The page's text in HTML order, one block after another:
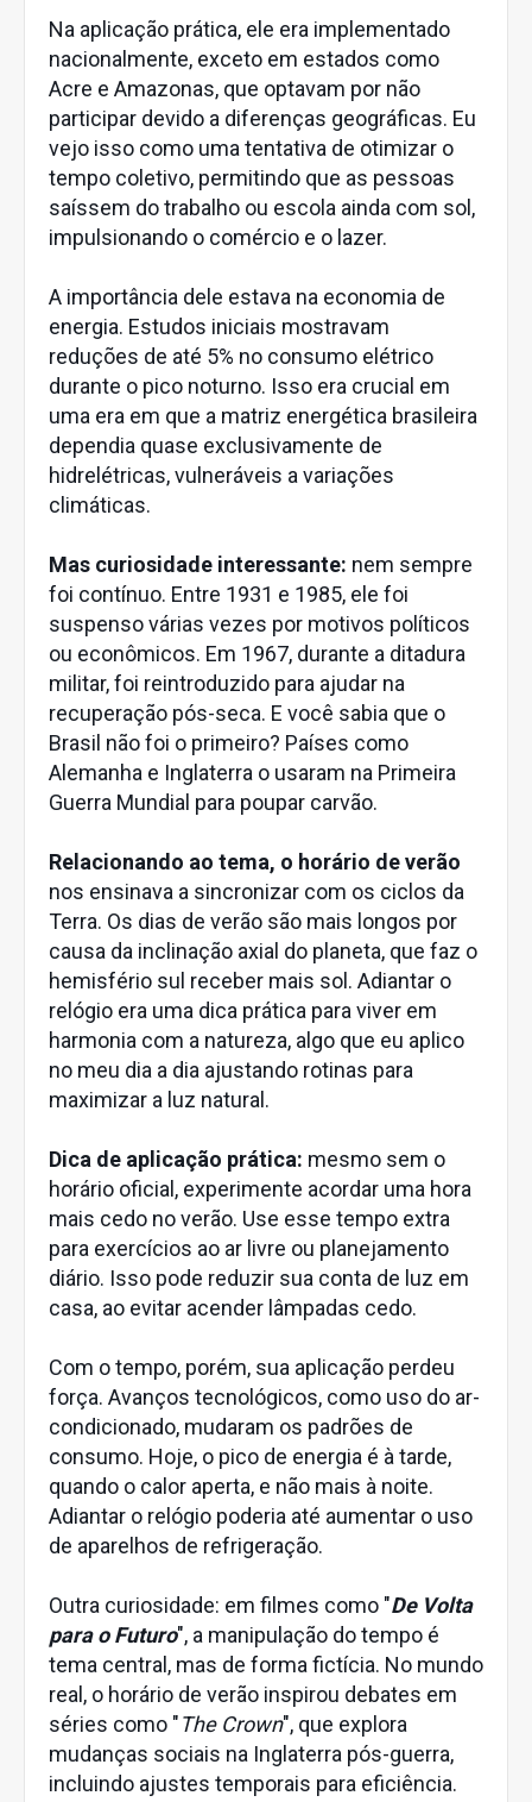
Na aplicação prática, ele era implementado
nacionalmente, exceto em estados como
Acre e Amazonas, que optavam por não
participar devido a diferenças geográficas. Eu
vejo isso como uma tentativa de otimizar o
tempo coletivo, permitindo que as pessoas
saíssem do trabalho ou escola ainda com sol,
impulsionando o comércio e o lazer.
A importância dele estava na economia de
energia. Estudos iniciais mostravam
reduções de até 5% no consumo elétrico
durante o pico noturno. Isso era crucial em
uma era em que a matriz energética brasileira
dependia quase exclusivamente de
hidrelétricas, vulneráveis a variações
climáticas.
Mas curiosidade interessante: nem sempre
foi contínuo. Entre 1931 e 1985, ele foi
suspenso várias vezes por motivos políticos
ou econômicos. Em 1967, durante a ditadura
militar, foi reintroduzido para ajudar na
recuperação pós-seca. E você sabia que o
Brasil não foi o primeiro? Países como
Alemanha e Inglaterra o usaram na Primeira
Guerra Mundial para poupar carvão.
Relacionando ao tema, o horário de verão
nos ensinava a sincronizar com os ciclos da
Terra. Os dias de verão são mais longos por
causa da inclinação axial do planeta, que faz o
hemisfério sul receber mais sol. Adiantar o
relógio era uma dica prática para viver em
harmonia com a natureza, algo que eu aplico
no meu dia a dia ajustando rotinas para
maximizar a luz natural.
Dica de aplicação prática: mesmo sem o
horário oficial, experimente acordar uma hora
mais cedo no verão. Use esse tempo extra
para exercícios ao ar livre ou planejamento
diário. Isso pode reduzir sua conta de luz em
casa, ao evitar acender lâmpadas cedo.
Com o tempo, porém, sua aplicação perdeu
força. Avanços tecnológicos, como uso do ar-
condicionado, mudaram os padrões de
consumo. Hoje, o pico de energia é à tarde,
quando o calor aperta, e não mais à noite.
Adiantar o relógio poderia até aumentar o uso
de aparelhos de refrigeração.
Outra curiosidade: em filmes como "De Volta
para o Futuro", a manipulação do tempo é
tema central, mas de forma fictícia. No mundo
real, o horário de verão inspirou debates em
séries como "The Crown", que explora
mudanças sociais na Inglaterra pós-guerra,
incluindo ajustes temporais para eficiência.